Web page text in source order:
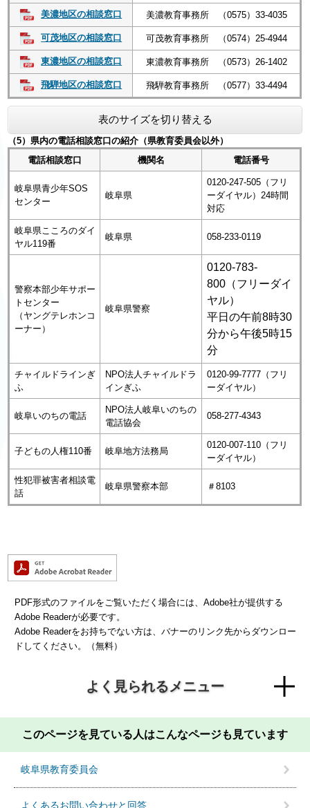
美濃地区の相談窓口 美濃教育事務所 （0575）33-4035
可茂地区の相談窓口 可茂教育事務所 （0574）25-4944
東濃地区の相談窓口 東濃教育事務所 （0573）26-1402
飛騨地区の相談窓口 飛騨教育事務所 （0577）33-4494
表のサイズを切り替える
（5）県内の電話相談窓口の紹介（県教育委員会以外）
電話相談窓口
機関名 電話番号
岐阜県青少年SOS
センター
岐阜県
0120‐247‐505（フリ
ーダイヤル）24時間
対応
岐阜県こころのダイ
ヤル119番
岐阜県 058‐233‐0119
警察本部少年サポー
トセンター
（ヤングテレホンコ
ーナー）
岐阜県警察
0120‐783‐
800（フリーダイ
ヤル）
平日の午前8時30
分から午後5時15
分
チャイルドラインぎ
ふ
NPO法人チャイルドラ
インぎふ
0120‐99‐7777（フリ
ーダイヤル）
岐阜いのちの電話
NPO法人岐阜いのちの
電話協会
058‐277‐4343
子どもの人権110番 岐阜地方法務局
0120‐007‐110（フリ
ーダイヤル）
性犯罪被害者相談電
話
岐阜県警察本部 ＃8103
PDF形式のファイルをご覧いただく場合には、Adobe社が提供する
Adobe Readerが必要です。
Adobe Readerをお持ちでない方は、バナーのリンク先からダウンロー
ドしてください。（無料）
よく見られるメニュー
このページを見ている人はこんなページも見ています
岐阜県教育委員会
よくあるお問い合わせと回答